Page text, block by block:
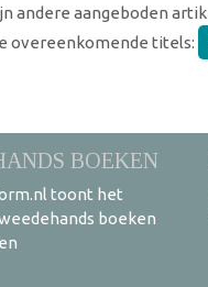
andere aangeboden
overeenkomende titels:
BOEKEN
toont het
boeken